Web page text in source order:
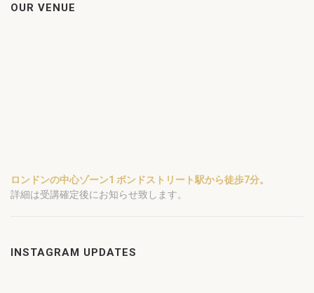
OUR VENUE
ロンドンの中心ゾーン1 ボンドストリート駅から徒歩7分。
詳細は受講確定後にお知らせ致します。
INSTAGRAM UPDATES